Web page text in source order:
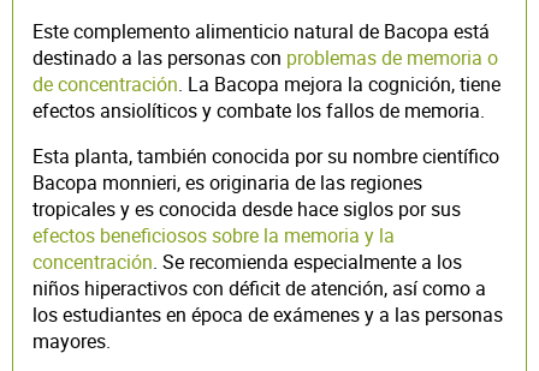
Este complemento alimenticio natural de Bacopa está
destinado a las personas con problemas de memoria o
de concentración. La Bacopa mejora la cognición, tiene
efectos ansiolíticos y combate los fallos de memoria.
Esta planta, también conocida por su nombre científico
Bacopa monnieri, es originaria de las regiones
tropicales y es conocida desde hace siglos por sus
efectos beneficiosos sobre la memoria y la
concentración. Se recomienda especialmente a los
niños hiperactivos con déficit de atención, así como a
los estudiantes en época de exámenes y a las personas
mayores.